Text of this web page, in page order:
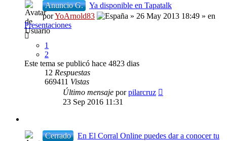
Anuncio G.
Ya disponible en Tapatalk
porYoArnold83
» 26 May 2013 18:49 » en
Presentaciones
1
2
Este tema se publicó hace 4823 dias
12 Respuestas
669411 Vistas
Último mensaje porpilarcruz
23 Sep 2016 11:31
Cerrado
En El Corral Online puedes dar a conocer tu